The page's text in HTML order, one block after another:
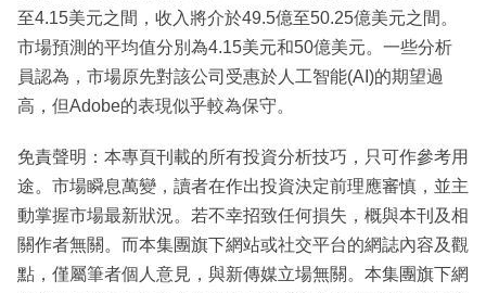
至4.15美元之間，收入將介於49.5億至50.25億美元之間。
市場預測的平均值分別為4.15美元和50億美元。一些分析
員認為，市場原先對該公司受惠於人工智能(AI)的期望過
高，但Adobe的表現似乎較為保守。
免責聲明：本專頁刊載的所有投資分析技巧，只可作參考用
途。市場瞬息萬變，讀者在作出投資決定前理應審慎，並主
動掌握市場最新狀況。若不幸招致任何損失，概與本刊及相
關作者無關。而本集團旗下網站或社交平台的網誌內容及觀
點，僅屬筆者個人意見，與新傳媒立場無關。本集團旗下網